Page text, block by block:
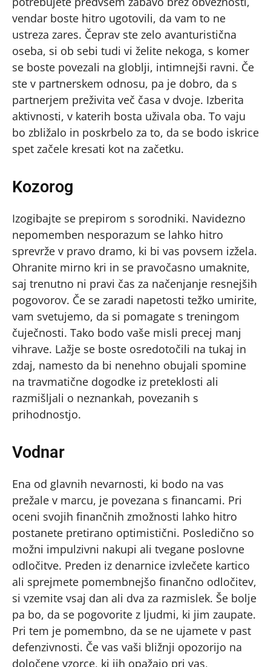
vendar boste hitro ugotovili, da vam to ne
ustreza zares. Čeprav ste zelo avanturistična
oseba, si ob sebi tudi vi želite nekoga, s komer
se boste povezali na globlji, intimnejši ravni. Če
ste v partnerskem odnosu, pa je dobro, da s
partnerjem preživita več časa v dvoje. Izberita
aktivnosti, v katerih bosta uživala oba. To vaju
bo zbližalo in poskrbelo za to, da se bodo iskrice
spet začele kresati kot na začetku.
Kozorog
Izogibajte se prepirom s sorodniki. Navidezno
nepomemben nesporazum se lahko hitro
sprevrže v pravo dramo, ki bi vas povsem izžela.
Ohranite mirno kri in se pravočasno umaknite,
saj trenutno ni pravi čas za načenjanje resnejših
pogovorov. Če se zaradi napetosti težko umirite,
vam svetujemo, da si pomagate s treningom
čuječnosti. Tako bodo vaše misli precej manj
vihrave. Lažje se boste osredotočili na tukaj in
zdaj, namesto da bi nenehno obujali spomine
na travmatične dogodke iz preteklosti ali
razmišljali o neznankah, povezanih s
prihodnostjo.
Vodnar
Ena od glavnih nevarnosti, ki bodo na vas
prežale v marcu, je povezana s financami. Pri
oceni svojih finančnih zmožnosti lahko hitro
postanete pretirano optimistični. Posledično so
možni impulzivni nakupi ali tvegane poslovne
odločitve. Preden iz denarnice izvlečete kartico
ali sprejmete pomembnejšo finančno odločitev,
si vzemite vsaj dan ali dva za razmislek. Še bolje
pa bo, da se pogovorite z ljudmi, ki jim zaupate.
Pri tem je pomembno, da se ne ujamete v past
defenzivnosti. Če vas vaši bližnji opozorijo na
določene vzorce, ki jih opažajo pri vas,